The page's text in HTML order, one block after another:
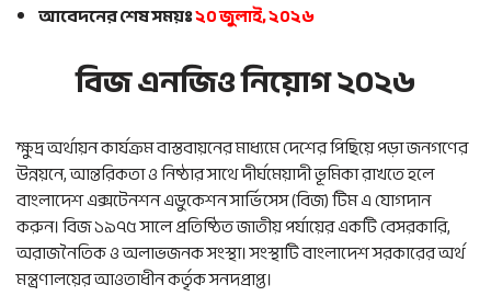
আবেদনের শেষ সময়ঃ২০ জুলাই, ২০২৬
বিজ এনজিও নিয়োগ ২০২৬
ক্ষুদ্র অর্থায়ন কার্যক্রম বাস্তবায়নের মাধ্যমে দেশের পিছিয়ে পড়া জনগণের
উন্নয়নে, আন্তরিকতা ও নিষ্ঠার সাথে দীর্ঘমেয়াদী ভূমিকা রাখতে হলে
বাংলাদেশ এক্সটেনশন এডুকেশন সার্ভিসেস (বিজ) টিম এ যোগদান
করুন। বিজ ১৯৭৫ সালে প্রতিষ্ঠিত জাতীয় পর্যায়ের একটি বেসরকারি,
অরাজনৈতিক ও অলাভজনক সংস্থা। সংস্থাটি বাংলাদেশ সরকারের অর্থ
মন্ত্রণালয়ের আওতাধীন কর্তৃক সনদপ্রাপ্ত।